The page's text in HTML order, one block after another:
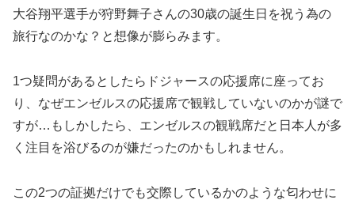
大谷翔平選手が狩野舞子さんの30歳の誕生日を祝う為の
旅行なのかな？と想像が膨らみます。
1つ疑問があるとしたらドジャースの応援席に座ってお
り、なぜエンゼルスの応援席で観戦していないのかが謎で
すが…もしかしたら、エンゼルスの観戦席だと日本人が多
く注目を浴びるのが嫌だったのかもしれません。
この2つの証拠だけでも交際しているかのような匂わせに